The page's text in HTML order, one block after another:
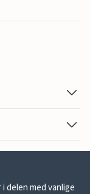
delen med vanlige